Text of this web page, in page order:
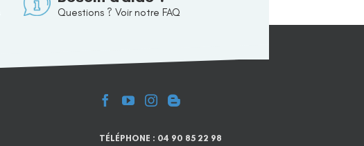
Questions ? Voir notre FAQ
TÉLÉPHONE : 04 90 85 22 98